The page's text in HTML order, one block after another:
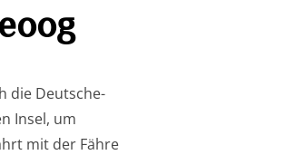
die Deutsche-
Insel, um
mit der Fähre